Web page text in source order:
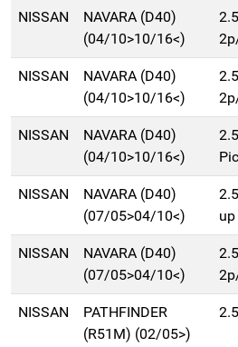
NISSAN
NAVARA (D40)
(04/10>10/16<)
NISSAN
NAVARA (D40)
(04/10>10/16<)
NISSAN
NAVARA (D40)
(04/10>10/16<)
NISSAN
NAVARA (D40)
(07/05>04/10<)
NISSAN
NAVARA (D40)
(07/05>04/10<)
NISSAN
PATHFINDER
(R51M) (02/05>)